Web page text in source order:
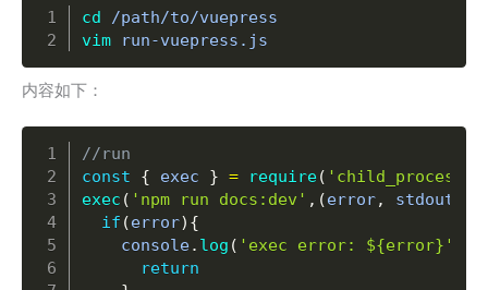
cd
vim run-vuepress.js
内容如下：
//run
const
{ exec } = require( 'child_process'
exec ( 'npm run docs:dev' , (error, stdout
if (error) {
    console
. log ( 'exec error: ${error}'
return